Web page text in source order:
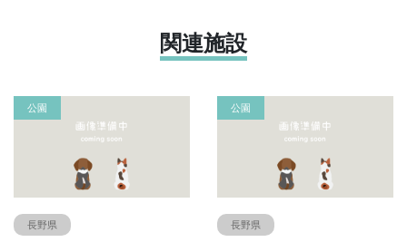
関連施設
公園
長野県
公園
長野県